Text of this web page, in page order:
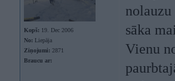
Kopš: 19. Dec 2006
No: Liepāja
Ziņojumi: 2871
Braucu ar:
sāka
Vienu